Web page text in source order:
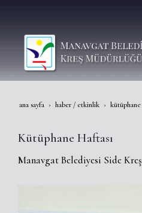
ana sayfa haber / etkinlik kütüphane
Kütüphane Haftası
Manavgat Belediyesi Side